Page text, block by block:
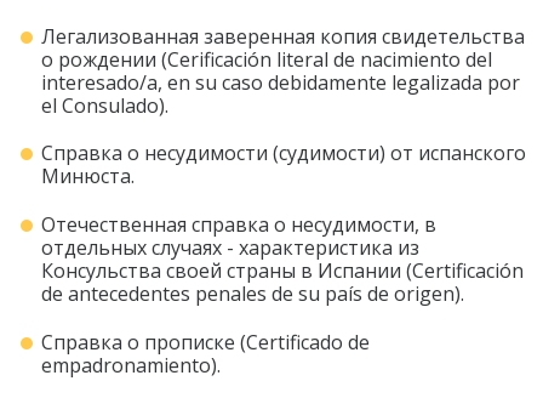
Легализованная заверенная копия свидетельства
о рождении (Cerificación literal de nacimiento del
interesado/a, en su caso debidamente legalizada por
el Consulado).
Справка о несудимости (судимости) от испанского
Минюста.
Отечественная справка о несудимости, в
отдельных случаях - характеристика из
Консульства своей страны в Испании (Certificación
de antecedentes penales de su país de origen).
Справка о прописке (Certificado de
empadronamiento).